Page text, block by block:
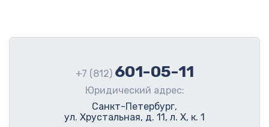
+7 (812) 601-05-11
Юридический адрес:
Санкт-Петербург,
ул. Хрустальная, д. 11, л. Х, к. 1